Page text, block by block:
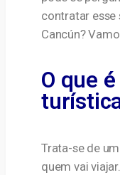
contratar esse
Cancún?
O que
Trata-se de
quem vai